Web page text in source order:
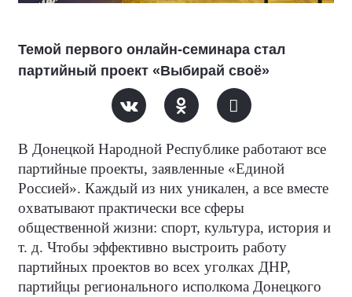
Темой первого онлайн-семинара стал
партийный проект «Выбирай своё»
В Донецкой Народной Республике работают все
партийные проекты, заявленные «Единой
Россией». Каждый из них уникален, а все вместе
охватывают практически все сферы
общественной жизни: спорт, культура, история и
т. д. Чтобы эффективно выстроить работу
партийных проектов во всех уголках ДНР,
партийцы регионального исполкома Донецкого